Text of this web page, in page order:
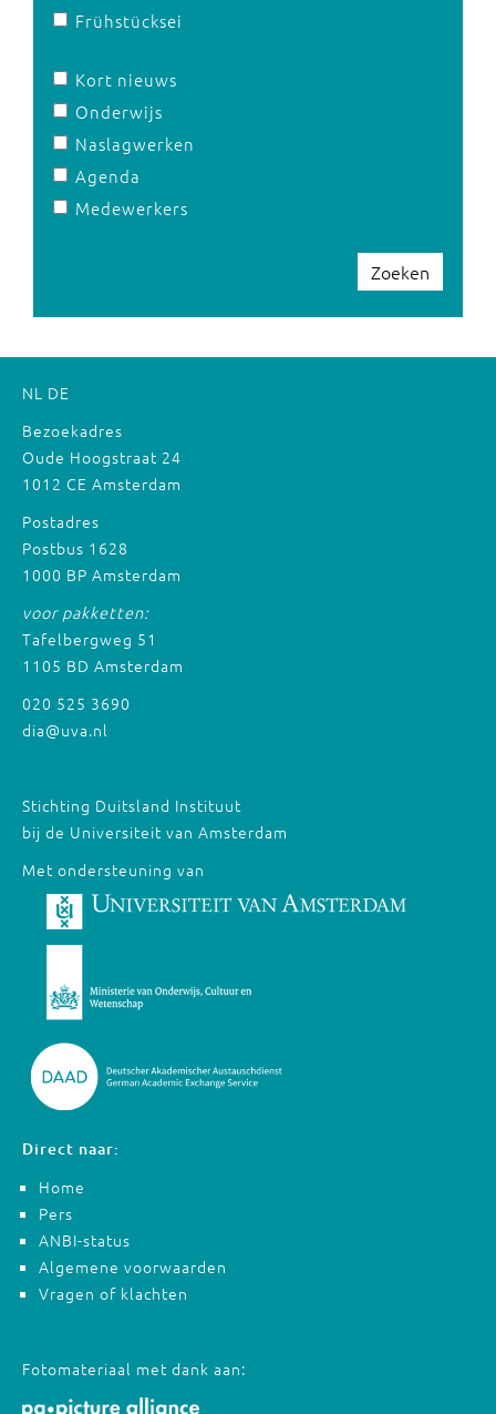
Frühstücksei
Kort nieuws
Onderwijs
Naslagwerken
Agenda
Medewerkers
Zoeken
NL DE
Bezoekadres
Oude Hoogstraat 24
1012 CE Amsterdam
Postadres
Postbus 1628
1000 BP Amsterdam
voor pakketten:
Tafelbergweg 51
1105 BD Amsterdam
020 525 3690
dia@uva.nl
Stichting Duitsland Instituut
bij de Universiteit van Amsterdam
Met ondersteuning van
Direct naar:
Home
Pers
ANBI-status
Algemene voorwaarden
Vragen of klachten
Fotomateriaal met dank aan: